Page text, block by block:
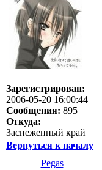
Зарегистрирован:
2006-05-20 16:00:44
Сообщения: 895
Откуда:
Заснеженный край
Вернуться к началу
Pegas